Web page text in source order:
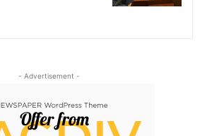
- Advertisement -